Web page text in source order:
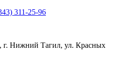
311-25-96
г. Нижний Тагил, ул. Красных